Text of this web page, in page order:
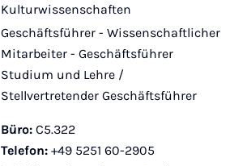
Kulturwissenschaften
Geschäftsführer - Wissenschaftlicher
Mitarbeiter - Geschäftsführer
Studium und Lehre /
Stellvertretender Geschäftsführer
Büro: C5.322
Telefon: +49 5251 60-2905